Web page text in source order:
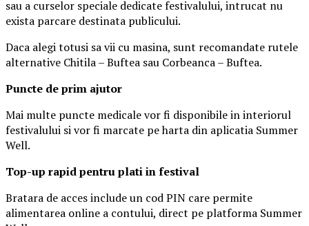
sau a curselor speciale dedicate festivalului, intrucat nu
exista parcare destinata publicului.
Daca alegi totusi sa vii cu masina, sunt recomandate rutele
alternative Chitila – Buftea sau Corbeanca – Buftea.
Puncte de prim ajutor
Mai multe puncte medicale vor fi disponibile in interiorul
festivalului si vor fi marcate pe harta din aplicatia Summer
Well.
Top-up rapid pentru plati in festival
Bratara de acces include un cod PIN care permite
alimentarea online a contului, direct pe platforma Summer